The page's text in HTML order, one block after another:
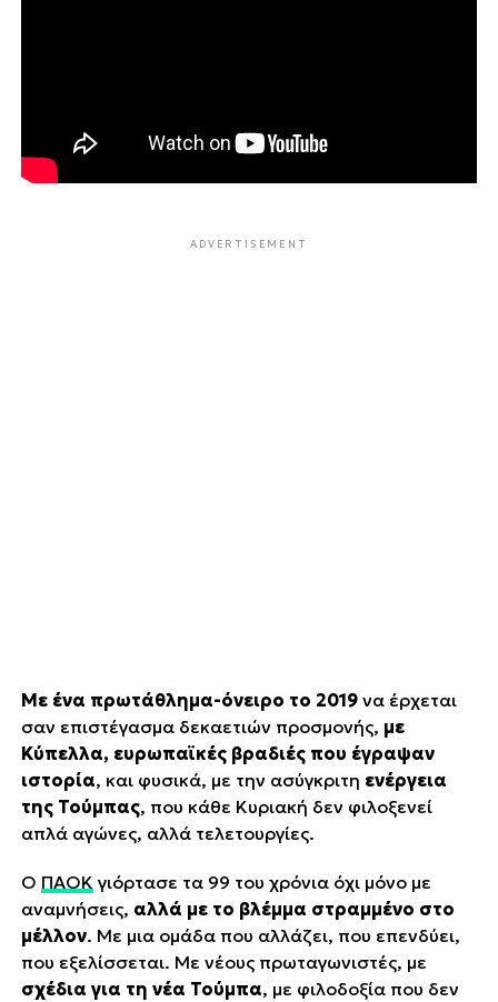
ADVERTISEMENT
Με ένα πρωτάθλημα-όνειρο το 2019να έρχεται
σαν επιστέγασμα δεκαετιών προσμονής, με
Κύπελλα, ευρωπαϊκές βραδιές που έγραψαν
ιστορία, και φυσικά, με την ασύγκριτη ενέργεια
της Τούμπας, που κάθε Κυριακή δεν φιλοξενεί
απλά αγώνες, αλλά τελετουργίες.
Ο ΠΑΟΚ γιόρτασε τα 99 του χρόνια όχι μόνο με
αναμνήσεις, αλλά με το βλέμμα στραμμένο στο
μέλλον. Με μια ομάδα που αλλάζει, που επενδύει,
που εξελίσσεται. Με νέους πρωταγωνιστές, με
σχέδια για τη νέα Τούμπα, με φιλοδοξία που δεν